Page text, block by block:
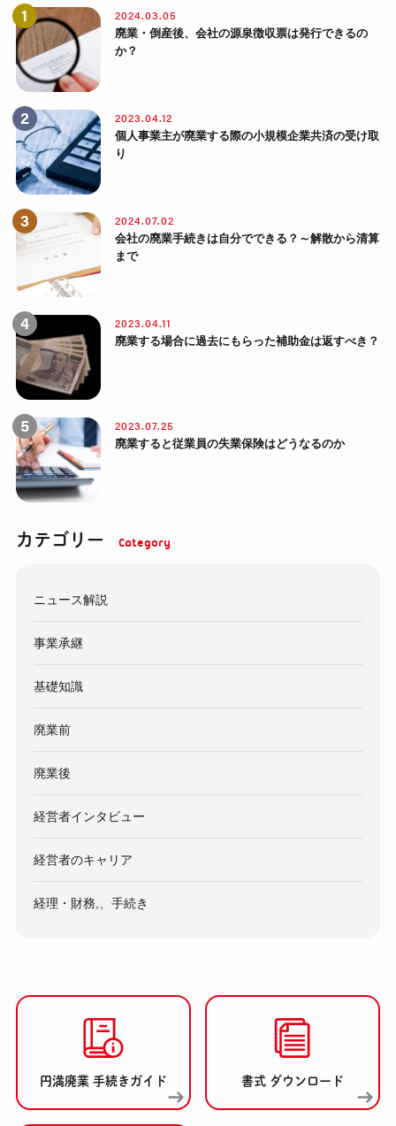
廃業・倒産後、会社の源泉徴収票は発行できるの
か？
2024.03.05
個人事業主が廃業する際の小規模企業共済の受け取
り
2023.04.12
会社の廃業手続きは自分でできる？～解散から清算
まで
2024.07.02
廃業する場合に過去にもらった補助金は返すべき？
2023.04.11
廃業すると従業員の失業保険はどうなるのか
2023.07.25
カテゴリー
ニュース解説
事業承継
基礎知識
廃業前
廃業後
経営者インタビュー
経営者のキャリア
経理・財務,、手続き
円満廃業 手続きガイド 書式 ダウンロード